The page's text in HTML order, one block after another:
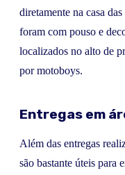
diretamente na casa
foram com pouso e
localizados no alto de
por motoboys.
Entregas em
Além das entregas
são bastante úteis para